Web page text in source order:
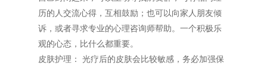
历的人交流心得，互相鼓励；也可以向家人朋友倾
诉，或者寻求专业的心理咨询师帮助。一个积极乐
观的心态，比什么都重要。
皮肤护理： 光疗后的皮肤会比较敏感，务必加强保